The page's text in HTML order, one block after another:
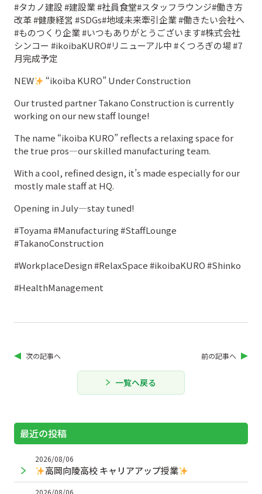
#タカノ建設 #建設業 #社員食堂#スタッフラウンジ#働き方
改革 #健康経営 #SDGs#地域未来牽引企業 #働きたい会社へ
#ものつくり企業 #いつもありがとうございます#株式会社
シンコー #ikoibaKURO#リニューアル中 #くつろぎの場 #7
月完成予定
NEW
“ikoiba KURO” Under Construction
Our trusted partner Takano Construction is currently
working on our new staff lounge!
The name “ikoiba KURO” reflects a relaxing space for
the true pros—our skilled manufacturing team.
With a cool, refined design, it’s made especially for our
mostly male staff at HQ.
Opening in July—stay tuned!
#Toyama #Manufacturing #StaffLounge
#TakanoConstruction
#WorkplaceDesign #RelaxSpace #ikoibaKURO #Shinko
#HealthManagement
前の記事へ
次の記事へ
一覧へ戻る
最近の投稿
高岡向陵高校 キャリアアップ授業
2026/08/06
2026/08/06